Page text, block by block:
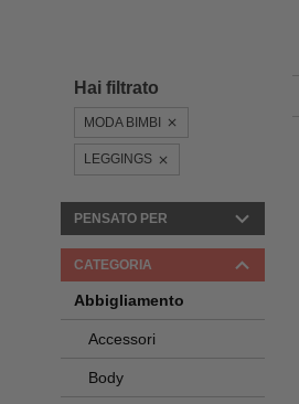
Hai filtrato
MODA BIMBI
LEGGINGS
PENSATO PER
CATEGORIA
Abbigliamento
Accessori
Body